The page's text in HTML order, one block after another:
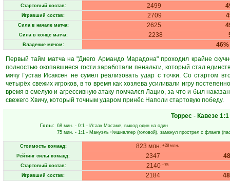
Стартовый состав: 2499
Игравший состав: 2709
Сила в начале матча: 2625
Сила в конце матча: 2238
Владение мячом:
46%
Первый тайм матча на "Диего Армандо Марадона" проходил крайне
полностью окопавшиеся гости заработали пенальти, который стал
мячу Густав Исаксен не сумел реализовать удар с точки. Со стартом
четырёх свежих игроков, в то время как хозяева усиливали игру
время в смелую и агрессивную атаку помчался Лацио, за что и был
свежего Хвичу, который точным ударом принёс Наполи стартовую победу.
Торрес - Кавезе 1:1
Голы: 68 мин. - 0:1 - Исаак Масаме, выход один на один
75 мин. - 1:1 - Мануэль Фишналлер (головой), замкнул прострел с фланга
Стоимость команд: 823 млн. +28 млн.
Рейтинг силы команд: 2347
Стартовый состав: 2140 +75
Игравший состав: 2184